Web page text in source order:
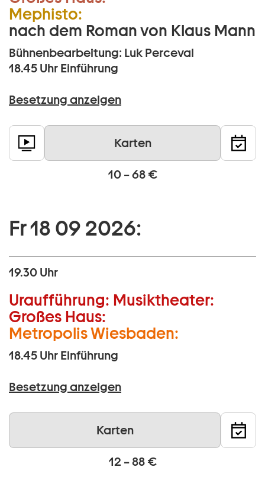
Mephisto:
nach dem Roman von Klaus Mann
Bühnenbearbeitung: Luk Perceval
18.45 Uhr Einführung
Besetzung anzeigen
Karten
10 – 68 €
Fr 18 09 2026:
19.30 Uhr
Uraufführung: Musiktheater:
Großes Haus:
Metropolis Wiesbaden:
18.45 Uhr Einführung
Besetzung anzeigen
Karten
12 – 88 €